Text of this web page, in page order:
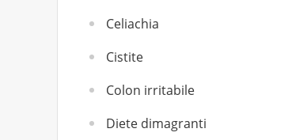
Celiachia
Cistite
Colon irritabile
Diete dimagranti